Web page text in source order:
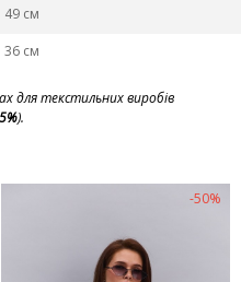
49 см
36 см
для текстильних виробів
5%).
-50%